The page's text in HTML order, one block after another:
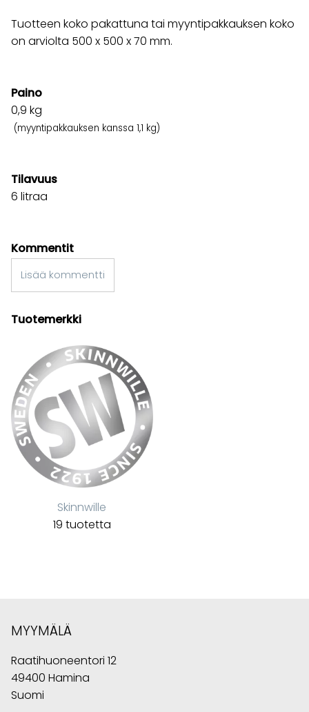
Tuotteen koko pakattuna tai myyntipakkauksen koko
on arviolta 500 x 500 x 70 mm.
Paino
0,9 kg
(myyntipakkauksen kanssa 1,1 kg)
Tilavuus
6 litraa
Kommentit
Lisää kommentti
Tuotemerkki
Skinnwille
19 tuotetta
MYYMÄLÄ
Raatihuoneentori 12
49400 Hamina
Suomi